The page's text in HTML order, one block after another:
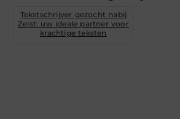
Tekstschrijver gezocht nabij
Zeist: uw ideale partner voor
krachtige teksten